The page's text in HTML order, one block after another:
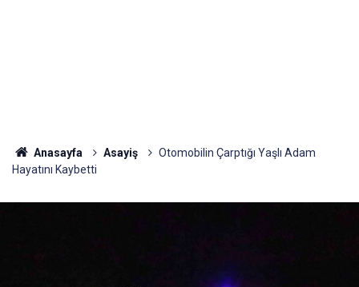
Anasayfa Asayiş
Otomobilin Çarptığı Yaşlı Adam
Hayatını Kaybetti